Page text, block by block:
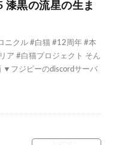
漆黒の流星の生ま
ニクル #白猫 #12周年 #本
ア #白猫プロジェクト そん
▼フジピーのdiscordサーバ